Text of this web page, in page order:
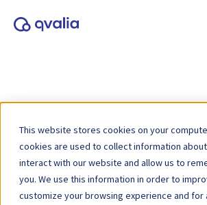
This website stores cookies on your
cookies are used to collect information
interact with our website and allow us to
you. We use this information in order to
customize your browsing experience and for
Tapahtumat,
ja suuntaukset
Tag: